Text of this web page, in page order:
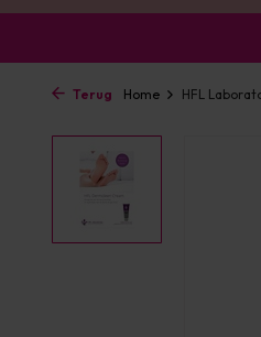
Terug Home HFL